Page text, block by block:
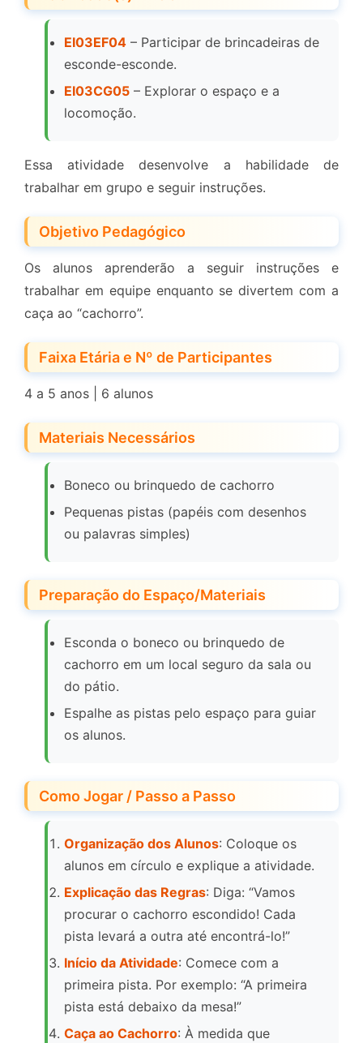
EI03EF04 – Participar de brincadeiras de
esconde-esconde.
EI03CG05 – Explorar o espaço e a
locomoção.
Essa atividade desenvolve a habilidade de
trabalhar em grupo e seguir instruções.
Objetivo Pedagógico
Os alunos aprenderão a seguir instruções e
trabalhar em equipe enquanto se divertem com a
caça ao “cachorro”.
Faixa Etária e Nº de Participantes
4 a 5 anos | 6 alunos
Materiais Necessários
Boneco ou brinquedo de cachorro
Pequenas pistas (papéis com desenhos
ou palavras simples)
Preparação do Espaço/Materiais
Esconda o boneco ou brinquedo de
cachorro em um local seguro da sala ou
do pátio.
Espalhe as pistas pelo espaço para guiar
os alunos.
Como Jogar / Passo a Passo
Organização dos Alunos: Coloque os
alunos em círculo e explique a atividade.
Explicação das Regras: Diga: “Vamos
procurar o cachorro escondido! Cada
pista levará a outra até encontrá-lo!”
Início da Atividade: Comece com a
primeira pista. Por exemplo: “A primeira
pista está debaixo da mesa!”
Caça ao Cachorro: À medida que